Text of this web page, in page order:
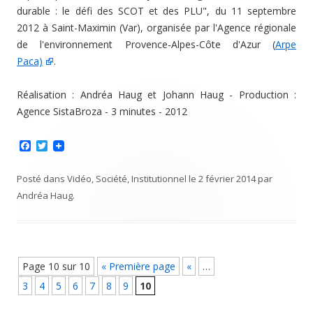
durable : le défi des SCOT et des PLU", du 11 septembre
2012 à Saint-Maximin (Var), organisée par l'Agence régionale
de l'environnement Provence-Alpes-Côte d'Azur (Arpe
Paca)
.
Réalisation : Andréa Haug et Johann Haug - Production :
Agence SistaBroza - 3 minutes - 2012
a
e
b
o
T
w
t
t
e
Posté dans Vidéo, Société,Institutionnel le 2 février 2014par
Andréa Haug.
Navigation Article
Page 10 sur 10 « Première page «
…
3
4 5 6 7 8 9 10